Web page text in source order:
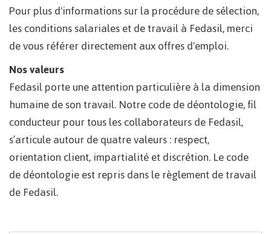
Pour plus d'informations sur la procédure de sélection,
les conditions salariales et de travail à Fedasil, merci
de vous référer directement aux offres d'emploi.
Nos valeurs
Fedasil porte une attention particulière à la dimension
humaine de son travail. Notre code de déontologie, fil
conducteur pour tous les collaborateurs de Fedasil,
s’articule autour de quatre valeurs : respect,
orientation client, impartialité et discrétion. Le code
de déontologie est repris dans le règlement de travail
de Fedasil.